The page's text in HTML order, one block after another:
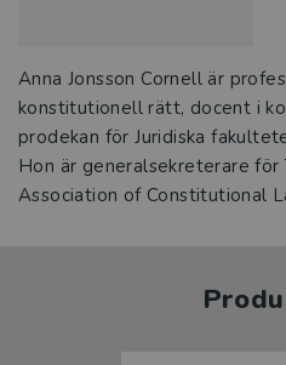
Anna Jonsson Cornell är
konstitutionell rätt, docent i
prodekan för Juridiska
Hon är generalsekreterare
Association of Constitutional